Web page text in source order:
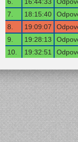
7.
18:15:40
8.
19:09:07
9.
19:28:13
10.
19:32:51